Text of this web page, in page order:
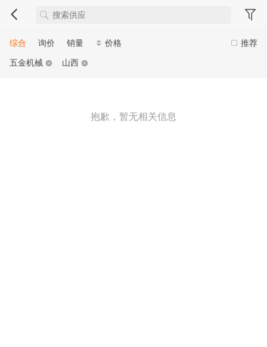
推荐
综合 询价 销量
价格
五金机械
山西
抱歉，暂无相关信息